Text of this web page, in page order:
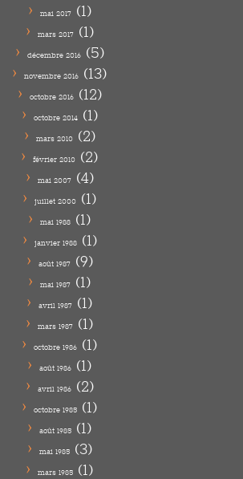
mai 2017(1)
mars 2017(1)
décembre 2016(5)
novembre 2016 (13)
octobre 2016(12)
octobre 2014(1)
mars 2010 (2)
février 2010 (2)
mai 2007(4)
juillet 2000 (1)
mai 1988 (1)
janvier 1988(1)
août 1987(9)
mai 1987 (1)
avril 1987 (1)
mars 1987 (1)
octobre 1986 (1)
août 1986 (1)
avril 1986(2)
octobre 1985 (1)
août 1985 (1)
mai 1985(3)
mars 1985 (1)